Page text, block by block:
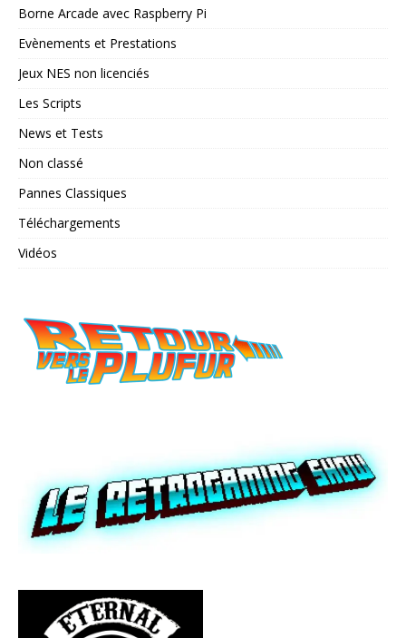
Borne Arcade avec Raspberry Pi
Evènements et Prestations
Jeux NES non licenciés
Les Scripts
News et Tests
Non classé
Pannes Classiques
Téléchargements
Vidéos